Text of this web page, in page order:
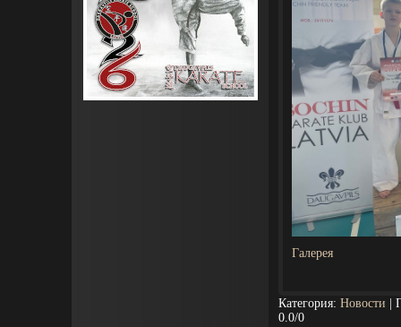
Галерея
Категория: Новости
0.0/0